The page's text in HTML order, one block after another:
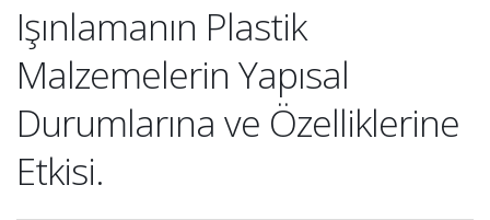
Işınlamanın Plastik
Malzemelerin Yapısal
Durumlarına ve Özelliklerine
Etkisi.